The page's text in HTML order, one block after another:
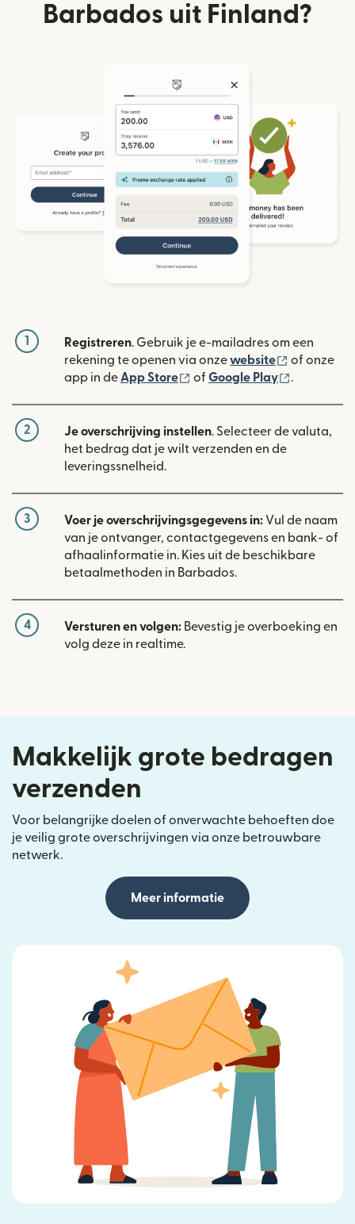
Barbados uit Finland?
1 Registreren. Gebruik je e-mailadres om een
rekening te openen via onzewebsite (wordt
of onze
app in de App Store (wordt geopend in een
of Google Play .
2 Je overschrijving instellen. Selecteer de valuta,
het bedrag dat je wilt verzenden en de
leveringssnelheid.
3 Voer je overschrijvingsgegevens in: Vul de naam
van je ontvanger, contactgegevens en bank- of
afhaalinformatie in. Kies uit de beschikbare
betaalmethoden in Barbados.
4 Versturen en volgen: Bevestig je overboeking en
volg deze in realtime.
Makkelijk grote bedragen
verzenden
Voor belangrijke doelen of onverwachte behoeften doe
je veilig grote overschrijvingen via onze betrouwbare
netwerk.
Meer informatie